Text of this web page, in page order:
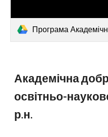
Програма
Академічна
освітньо-
р.н.